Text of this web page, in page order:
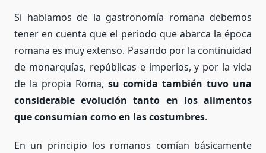
Si hablamos de la gastronomía romana debemos
tener en cuenta que el periodo que abarca la época
romana es muy extenso. Pasando por la continuidad
de monarquías, repúblicas e imperios, y por la vida
de la propia Roma, su comida también tuvo una
considerable evolución tanto en los alimentos
que consumían como en las costumbres.
En un principio los romanos comían básicamente